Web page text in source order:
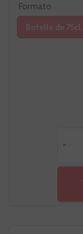
Formato
Botella de 75cl.
-